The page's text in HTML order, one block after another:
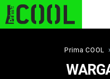
STARHOUSE BUFFY,
PLNEJ KOTEL
Prima COOL